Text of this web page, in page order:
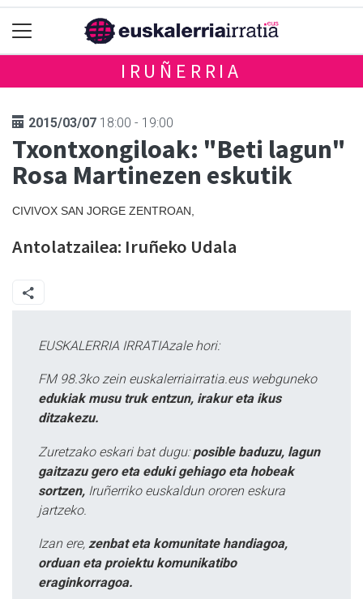
IRUÑERRIA
2015/03/07 18:00 - 19:00
Txontxongiloak: "Beti lagun"
Rosa Martinezen eskutik
CIVIVOX SAN JORGE ZENTROAN,
Antolatzailea: Iruñeko Udala
EUSKALERRIA IRRATIAzale hori:
FM 98.3ko zein euskalerriairratia.eus webguneko
edukiak musu truk entzun, irakur eta ikus
ditzakezu.
Zuretzako eskari bat dugu: posible baduzu, lagun
gaitzazu gero eta eduki gehiago eta hobeak
sortzen, Iruñerriko euskaldun ororen eskura
jartzeko.
Izan ere, zenbat eta komunitate handiagoa,
orduan eta proiektu komunikatibo
eraginkorragoa.